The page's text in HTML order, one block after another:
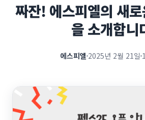
짜잔! 에스피엘의 새
을 소개합니
에스피엘 2025년 2월 21일